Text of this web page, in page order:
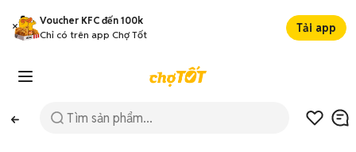
Voucher KFC đến 100k
Chỉ có trên app Chợ Tốt
Tải app